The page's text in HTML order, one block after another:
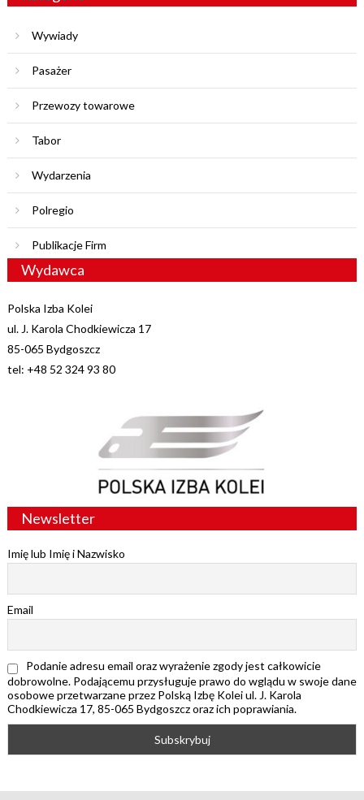
Wywiady
Pasażer
Przewozy towarowe
Tabor
Wydarzenia
Polregio
Publikacje Firm
Wydawca
Polska Izba Kolei
ul. J. Karola Chodkiewicza 17
85-065 Bydgoszcz
tel: +48 52 324 93 80
Newsletter
Imię lub Imię i Nazwisko
Email
Podanie adresu email oraz wyrażenie zgody jest całkowicie
dobrowolne. Podającemu przysługuje prawo do wglądu w swoje dane
osobowe przetwarzane przez Polską Izbę Kolei ul. J. Karola
Chodkiewicza 17, 85-065 Bydgoszcz oraz ich poprawiania.